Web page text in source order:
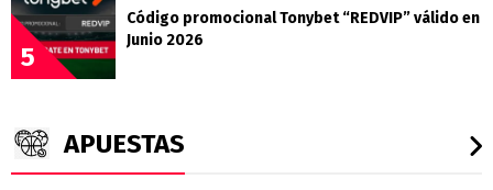
5
Código promocional Tonybet “REDVIP” válido en
Junio 2026
APUESTAS